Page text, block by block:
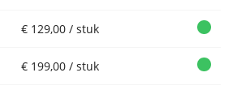
€ 129,00 / stuk
€ 199,00 / stuk